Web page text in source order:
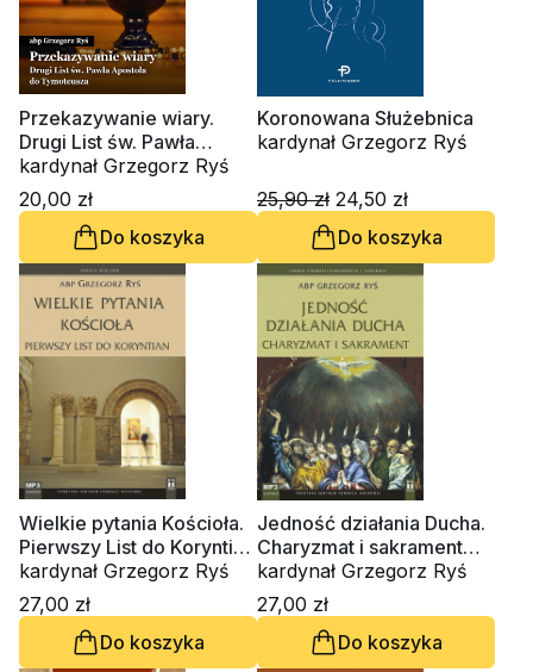
Przekazywanie wiary.
Drugi List św. Pawła
Apostoła do Tymoteusza.
Zeszyt Formacji Duchowej
nr 83
kardynał Grzegorz Ryś
20,00 zł
Do koszyka
Koronowana Służebnica
kardynał Grzegorz Ryś
25,90 zł 24,50 zł
Do koszyka
Wielkie pytania Kościoła.
Pierwszy List do Koryntian
(CD-audiobook)
kardynał Grzegorz Ryś
27,00 zł
Do koszyka
Jedność działania Ducha.
Charyzmat i sakrament
(CD-audiobook)
kardynał Grzegorz Ryś
27,00 zł
Do koszyka